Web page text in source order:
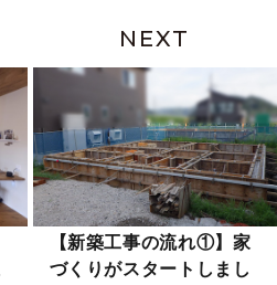
NEXT
【新築工事の流れ①】家
づくりがスタートしまし